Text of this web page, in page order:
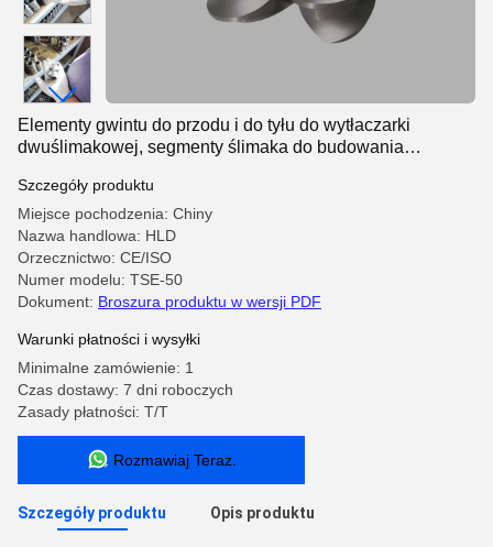
Elementy gwintu do przodu i do tyłu do wytłaczarki
dwuślimakowej, segmenty ślimaka do budowania
Szczegóły produktu
Miejsce pochodzenia: Chiny
Nazwa handlowa: HLD
Orzecznictwo: CE/ISO
Numer modelu: TSE-50
Dokument: Broszura produktu w wersji PDF
Warunki płatności i wysyłki
Minimalne zamówienie: 1
Czas dostawy: 7 dni roboczych
Zasady płatności: T/T
Rozmawiaj Teraz.
Szczegóły produktu Opis produktu